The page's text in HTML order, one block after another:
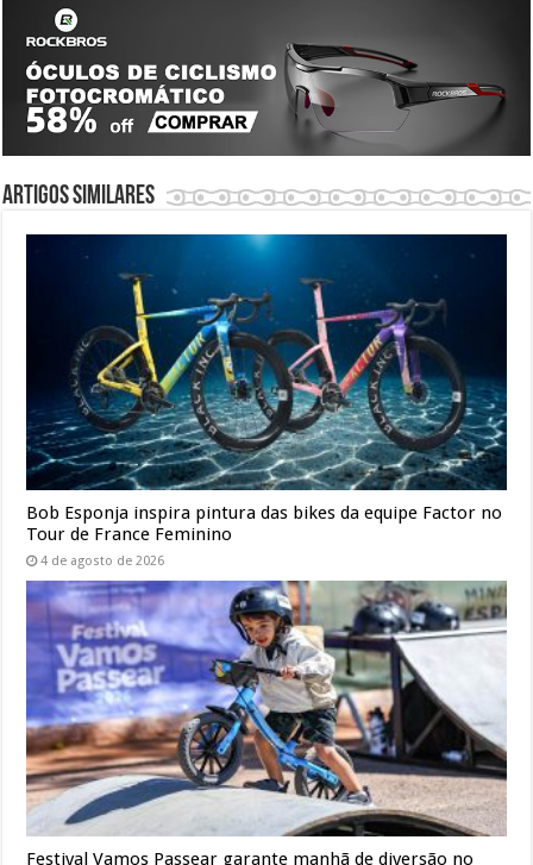
Artigos similares
Bob Esponja inspira pintura das bikes da equipe Factor no
Tour de France Feminino
4 de agosto de 2026
Festival Vamos Passear garante manhã de diversão no